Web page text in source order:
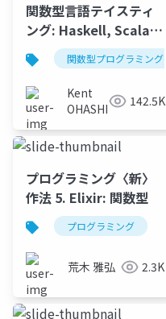
関数型言語テイスティ
ング: Haskell, Scala,
Clojure, Elixirを比べ
て味わう関数型プログ
ラミングの旨さ
関数型プログラミング
Kent
OHASHI
142.5K
プログラミング〈新〉
作法 5. Elixir: 関数型
プログラミング
荒木 雅弘 2.3K